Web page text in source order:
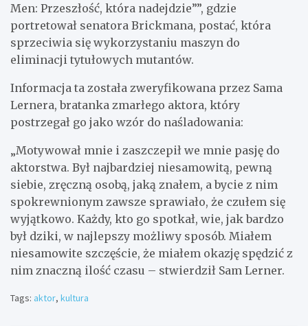
Men: Przeszłość, która nadejdzie””, gdzie
portretował senatora Brickmana, postać, która
sprzeciwia się wykorzystaniu maszyn do
eliminacji tytułowych mutantów.
Informacja ta została zweryfikowana przez Sama
Lernera, bratanka zmarłego aktora, który
postrzegał go jako wzór do naśladowania:
„Motywował mnie i zaszczepił we mnie pasję do
aktorstwa. Był najbardziej niesamowitą, pewną
siebie, zręczną osobą, jaką znałem, a bycie z nim
spokrewnionym zawsze sprawiało, że czułem się
wyjątkowo. Każdy, kto go spotkał, wie, jak bardzo
był dziki, w najlepszy możliwy sposób. Miałem
niesamowite szczęście, że miałem okazję spędzić z
nim znaczną ilość czasu – stwierdził Sam Lerner.
Tags: aktor, kultura